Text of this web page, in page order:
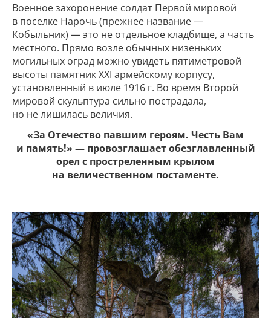
Военное захоронение солдат Первой мировой
в поселке Нарочь (прежнее название —
Кобыльник) — это не отдельное кладбище, а часть
местного. Прямо возле обычных низеньких
могильных оград можно увидеть пятиметровой
высоты памятник XXI армейскому корпусу,
установленный в июле 1916 г. Во время Второй
мировой скульптура сильно пострадала,
но не лишилась величия.
«За Отечество павшим героям. Честь Вам
и память!» — провозглашает обезглавленный
орел с простреленным крылом
на величественном постаменте.